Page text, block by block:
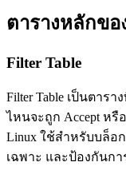
ตารางหลักขอ
Filter Table
Filter Table เป็นตาร
ไหนจะถูก Accept หรื
Linux ใช้สำหรับบล็อ
เฉพาะ และป้องกันก